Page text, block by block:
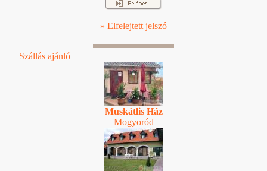
» Elfelejtett jelszó
Szállás ajánló
Muskátlis Ház
Mogyoród